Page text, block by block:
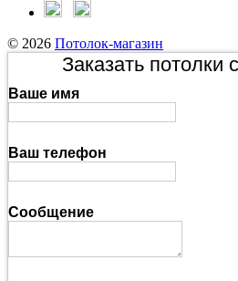
© 2026 Потолок-магазин
Заказать потолки
Ваше имя
Ваш телефон
Сообщение